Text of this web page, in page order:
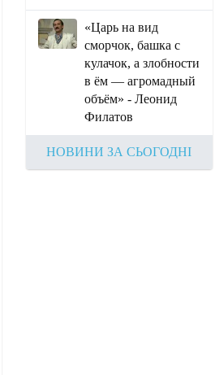
«Царь на вид
сморчок, башка с
кулачок, а злобности
в ём — агромадный
объём» - Леонид
Филатов
НОВИНИ ЗА СЬОГОДНІ